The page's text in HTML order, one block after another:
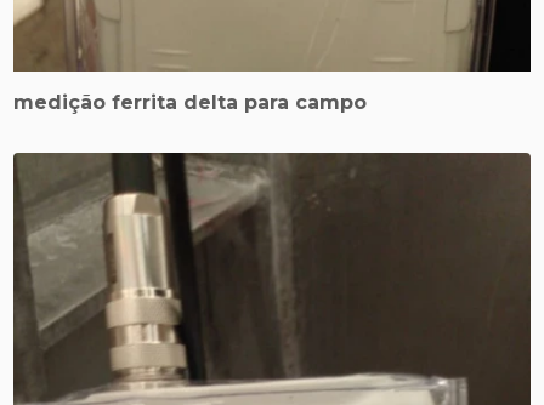
medição ferrita delta para campo